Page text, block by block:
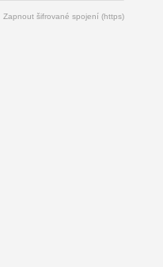
Zapnout šifrované spojení (https)